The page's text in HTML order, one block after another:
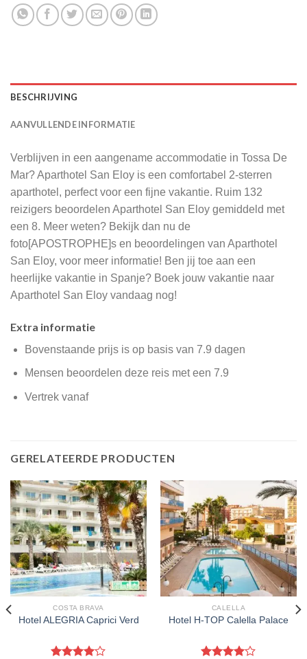
BESCHRIJVING
AANVULLENDE INFORMATIE
Verblijven in een aangename accommodatie in Tossa De
Mar? Aparthotel San Eloy is een comfortabel 2-sterren
aparthotel, perfect voor een fijne vakantie. Ruim 132
reizigers beoordelen Aparthotel San Eloy gemiddeld met
een 8. Meer weten? Bekijk dan nu de
foto[APOSTROPHE]s en beoordelingen van Aparthotel
San Eloy, voor meer informatie! Ben jij toe aan een
heerlijke vakantie in Spanje? Boek jouw vakantie naar
Aparthotel San Eloy vandaag nog!
Extra informatie
Bovenstaande prijs is op basis van 7.9 dagen
Mensen beoordelen deze reis met een 7.9
Vertrek vanaf
GERELATEERDE PRODUCTEN
COSTA BRAVA
Hotel ALEGRIA Caprici Verd
CALELLA
Hotel H-TOP Calella Palace